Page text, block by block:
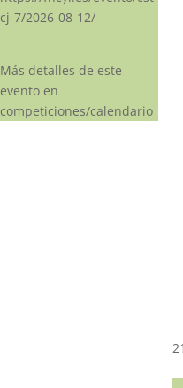
cj-7/2026-08-12/
Más detalles de este
evento en
competiciones/calendario